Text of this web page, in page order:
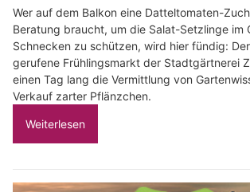
Wer auf dem Balkon eine Datteltomaten-
Beratung braucht, um die Salat-Setzlinge im
Schnecken zu schützen, wird hier fündig:
gerufene Frühlingsmarkt der Stadtgärtnerei
einen Tag lang die Vermittlung von
Verkauf zarter Pflänzchen.
Weiterlesen